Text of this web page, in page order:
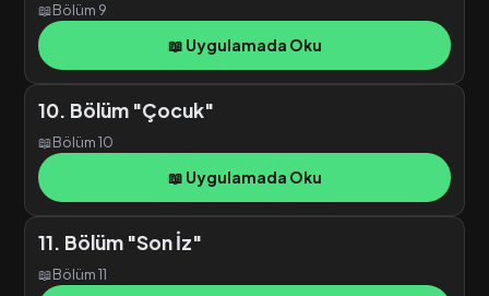
📖Bölüm 9
📖 Uygulamada Oku
10. Bölüm "Çocuk"
📖Bölüm 10
📖 Uygulamada Oku
11. Bölüm "Son İz"
📖Bölüm 11